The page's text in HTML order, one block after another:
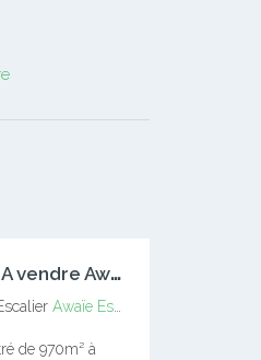
T
errain A vendre Awaïe Escalier
Awaïe Escalier
de 970m² à